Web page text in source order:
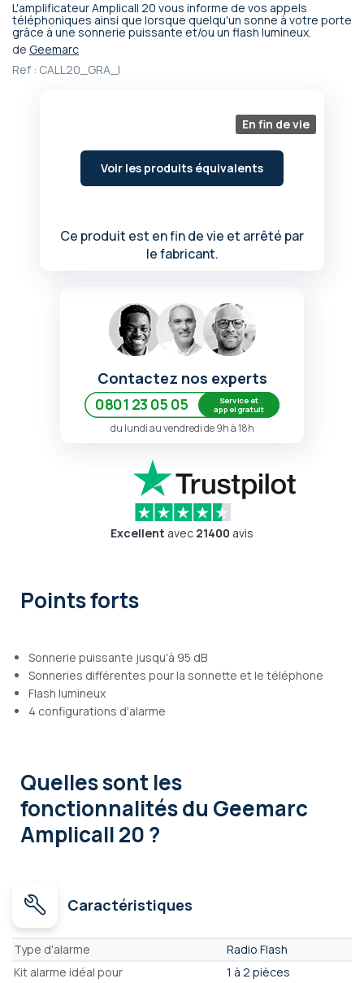
L'amplificateur Amplicall 20 vous informe de vos appels
téléphoniques ainsi que lorsque quelqu'un sonne à votre porte
grâce à une sonnerie puissante et/ou un flash lumineux.
de Geemarc
Ref : CALL20_GRA_I
En fin de vie
Voir les produits équivalents
Ce produit est en fin de vie et arrêté par
le fabricant.
Passer
au
début
de
Contactez nos experts
0801 23 05 05
Service et
appel gratuit
du lundi au vendredi de 9h à 18h
Excellent avec 21400 avis
Points forts
Sonnerie puissante jusqu'à 95 dB
Sonneries différentes pour la sonnette et le téléphone
Flash lumineux
4 configurations d'alarme
Quelles sont les
fonctionnalitésdu Geemarc
Amplicall 20 ?
Caractéristiques
Caractéristiques
Type d'alarme
Radio Flash
Kit alarme idéal pour
1 à 2 pièces